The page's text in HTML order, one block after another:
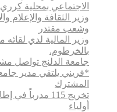
الاجتماعي بمحلية
وزير الثقافة والإعلام
وشعب مقتدر
وزير المالية لدي لقائه
بالخرطوم.
جامعة الدلنج تواصل
*فريني يلتقي مدير
المشترك
تخريج 115 مدرباً
أولياء